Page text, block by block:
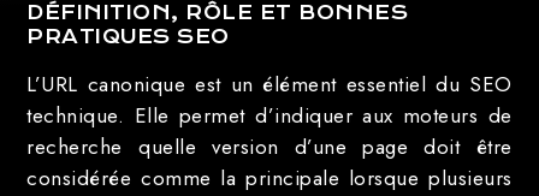
DÉFINITION, RÔLE ET BONNES
PRATIQUES SEO
L’URL canonique est un élément essentiel du SEO
technique. Elle permet d’indiquer aux moteurs de
recherche quelle version d’une page doit être
considérée comme la principale lorsque plusieurs